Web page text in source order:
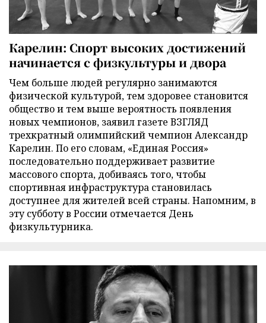
Карелин: Спорт высоких достижений
начинается с физкультуры и двора
Чем больше людей регулярно занимаются
физической культурой, тем здоровее становится
общество и тем выше вероятность появления
новых чемпионов, заявил газете ВЗГЛЯД
трехкратный олимпийский чемпион Александр
Карелин. По его словам, «Единая Россия»
последовательно поддерживает развитие
массового спорта, добиваясь того, чтобы
спортивная инфраструктура становилась
доступнее для жителей всей страны. Напомним, в
эту субботу в России отмечается День
физкультурника.